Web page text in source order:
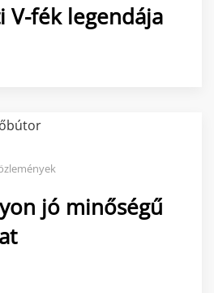
V-fék legendája
jó minőségű